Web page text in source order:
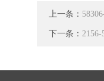
上一条：
下一条： 2156-